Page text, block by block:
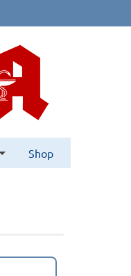
Shop